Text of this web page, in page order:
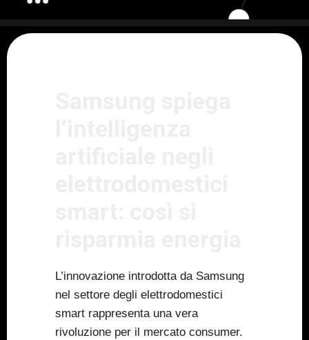
L’innovazione introdotta da Samsung
nel settore degli elettrodomestici
smart rappresenta una vera
rivoluzione per il mercato consumer.